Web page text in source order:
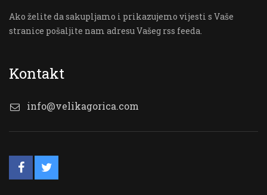
Ako želite da sakupljamo i prikazujemo vijesti s Vaše
stranice pošaljite nam adresu Vašeg rss feeda.
Kontakt
info@velikagorica.com